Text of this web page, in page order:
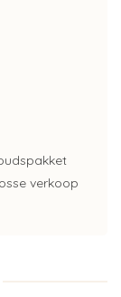
verkoop